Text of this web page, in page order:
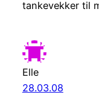
tankevekker til
Elle
28.03.08